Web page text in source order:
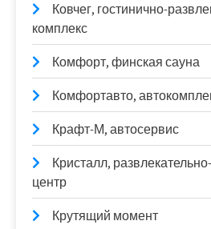
Ковчег, гостинично-
комплекс
Комфорт, финская сауна
Комфортавто,
Крафт-М, автосервис
Кристалл,
центр
Крутящий момент